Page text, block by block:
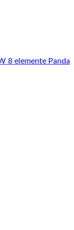
8 elemente Panda